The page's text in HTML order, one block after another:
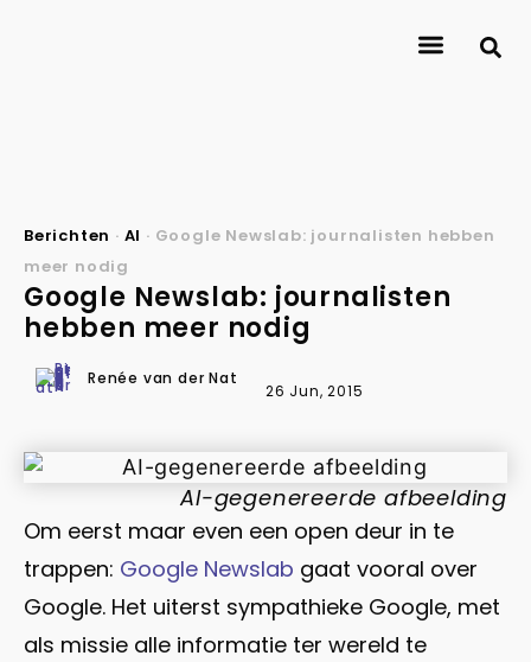
Berichten · AI · Google Newslab: journalisten hebben
meer nodig
Google Newslab: journalisten
hebben meer nodig
Renée van der Nat
26 Jun, 2015
AI-gegenereerde afbeelding
Om eerst maar even een open deur in te
trappen: Google Newslab gaat vooral over
Google. Het uiterst sympathieke Google, met
als missie alle informatie ter wereld te